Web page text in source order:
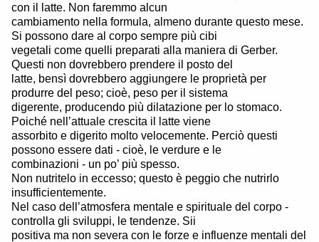
con il latte. Non faremmo alcun
cambiamento nella formula, almeno durante questo mese.
Si possono dare al corpo sempre più cibi
vegetali come quelli preparati alla maniera di Gerber.
Questi non dovrebbero prendere il posto del
latte, bensì dovrebbero aggiungere le proprietà per
produrre del peso; cioè, peso per il sistema
digerente, producendo più dilatazione per lo stomaco.
Poiché nell’attuale crescita il latte viene
assorbito e digerito molto velocemente. Perciò questi
possono essere dati - cioè, le verdure e le
combinazioni - un po’ più spesso.
Non nutritelo in eccesso; questo è peggio che nutrirlo
insufficientemente.
Nel caso dell’atmosfera mentale e spirituale del corpo -
controlla gli sviluppi, le tendenze. Sii
positiva ma non severa con le forze e influenze mentali del